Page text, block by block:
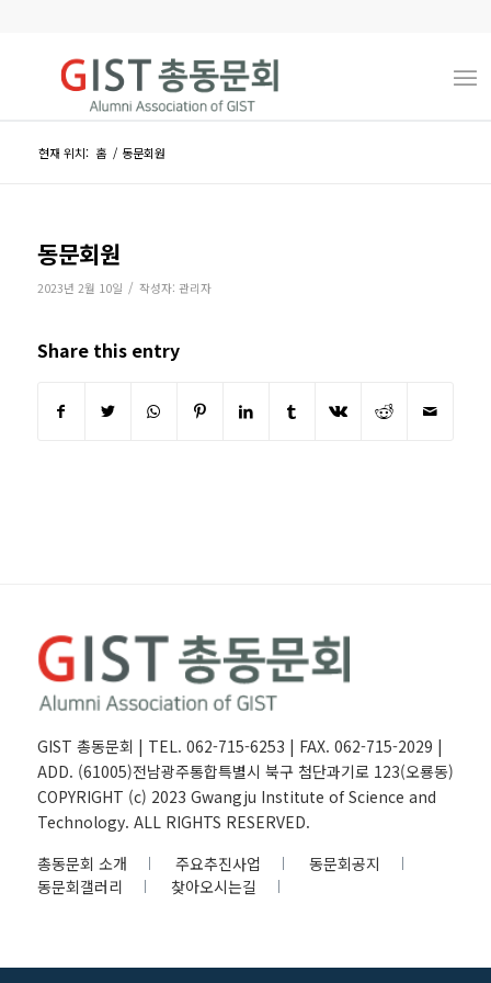
현재 위치: 홈 / 동문회원
동문회원
2023년 2월 10일 / 작성자: 관리자
Share this entry
GIST 총동문회 | TEL. 062-715-6253 | FAX. 062-715-2029 |
ADD. (61005)전남광주통합특별시 북구 첨단과기로 123(오룡동)
COPYRIGHT (c) 2023 Gwangju Institute of Science and
Technology. ALL RIGHTS RESERVED.
총동문회 소개
주요추진사업
동문회공지
동문회갤러리
찾아오시는길